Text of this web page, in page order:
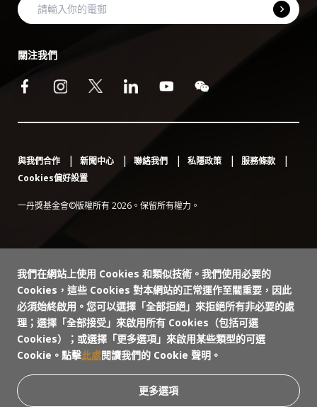
關注我們
與我們合作 新聞中心 聯絡我們 私隱政策
服務條款
Cookies偏好設置
一丹獎基金會©版權所有 2026。保留所有權力。
我們在網站上使用 Cookies 和類似技術。我們使用必要的
Cookies，這些 Cookies 對本網站的正常運作至關重要，因此
必須始終啟用。您可以選擇「全部拒絕」來拒絕所有非必要的處
理；選擇「全部接受」來啟用所有 Cookies（包括可選
Cookies）；或選擇「更多選項」來啟用某些類型的可選
Cookie。點擊此處閱讀我們的 Cookie 聲明。
更多選項